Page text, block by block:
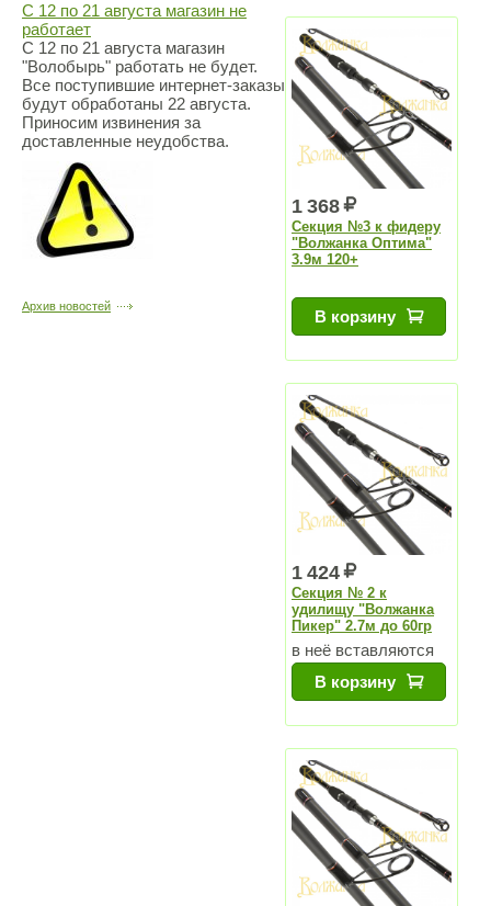
С 12 по 21 августа магазин не
работает
С 12 по 21 августа магазин
"Волобырь" работать не будет.
Все поступившие интернет-заказы
будут обработаны 22 августа.
Приносим извинения за
доставленные неудобства.
Архив новостей
1 368
Секция №3 к фидеру
"Волжанка Оптима"
3.9м 120+
В корзину
1 424
Секция № 2 к
удилищу "Волжанка
Пикер" 2.7м до 60гр
в неё вставляются
вершинки
В корзину